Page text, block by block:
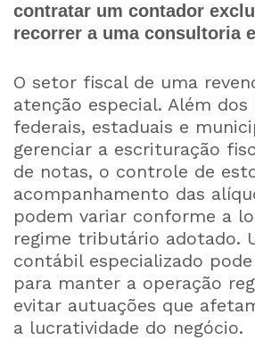
contratar um contador
recorrer a uma consultoria
O setor fiscal de uma
atenção especial. Além
federais, estaduais e
gerenciar a escrituração
de notas, o controle de
acompanhamento das
podem variar conforme a
regime tributário adotado.
contábil especializado
para manter a operação
evitar autuações que
a lucratividade do negócio.